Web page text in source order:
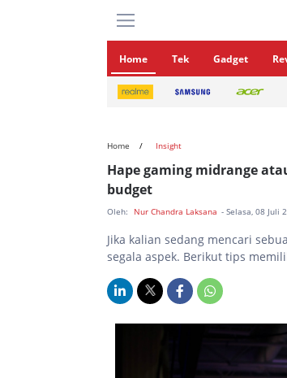
Home Tek Gadget
Home Insight
Hape gaming midrange
budget
Oleh: Nur Chandra Laksana - Selasa, 08 Juli
Jika kalian sedang mencari
segala aspek. Berikut tips